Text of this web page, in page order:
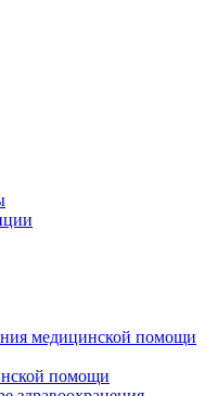
медицинской помощи
помощи